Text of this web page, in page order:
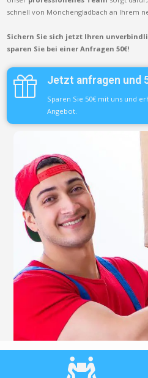
schnell von Mönchengladbach an Ihrem
Sichern Sie sich jetzt Ihren
sparen Sie bei einer Anfragen 50€!
Jetzt anfragen und
Sparen Sie 50€ mit uns und
Angebot.